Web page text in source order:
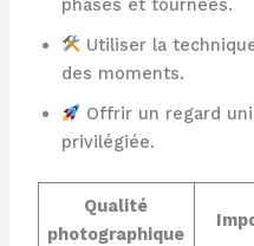
phases et tournées.
Utiliser la
des moments.
Offrir un regard
privilégiée.
Qualité
photographique